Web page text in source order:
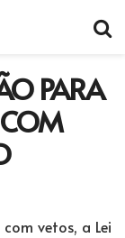
PARA
vetos, a Lei